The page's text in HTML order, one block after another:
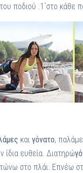
ποδιού .1΄στο κάθε
καιγόνατο,
ίδια ευθεία. Διατηρώ
στο πλάι. Επνέω